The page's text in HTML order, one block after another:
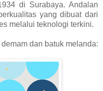
di Surabaya. Andalan
yang dibuat dari
melalui teknologi terkini.
dan batuk melanda: